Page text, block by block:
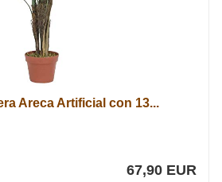
Areca Artificial con 13...
67,90 EUR